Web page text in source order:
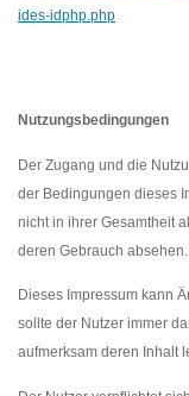
ides-idphp.php
Nutzungsbedingungen
Der Zugang und die
der Bedingungen dieses
nicht in ihrer Gesamtheit
deren Gebrauch absehen.
Dieses Impressum kann
sollte der Nutzer immer
aufmerksam deren Inhalt